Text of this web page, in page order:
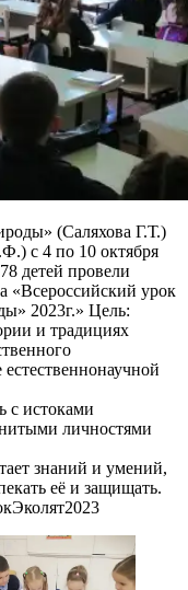
(Саляхова Г.Т.)
с 4 по 10 октября
детей провели
«Всероссийский урок
2023г.» Цель:
и традициях
с истоками
личностями
знаний и умений,
её и защищать.